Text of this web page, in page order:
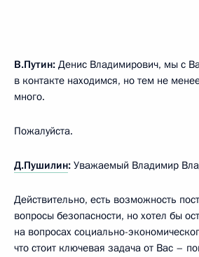
В.Путин: Денис Владимирович, мы с
в контакте находимся, но тем не
много.
Пожалуйста.
Д.Пушилин: Уважаемый Владимир
Действительно, есть возможность
вопросы безопасности, но хотел бы
на вопросах социально-
что стоит ключевая задача от Вас –